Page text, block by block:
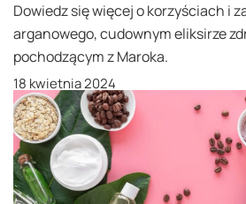
Dowiedz się więcej o korzyściach i
arganowego, cudownym eliksirze
pochodzącym z Maroka.
18 kwietnia 2024